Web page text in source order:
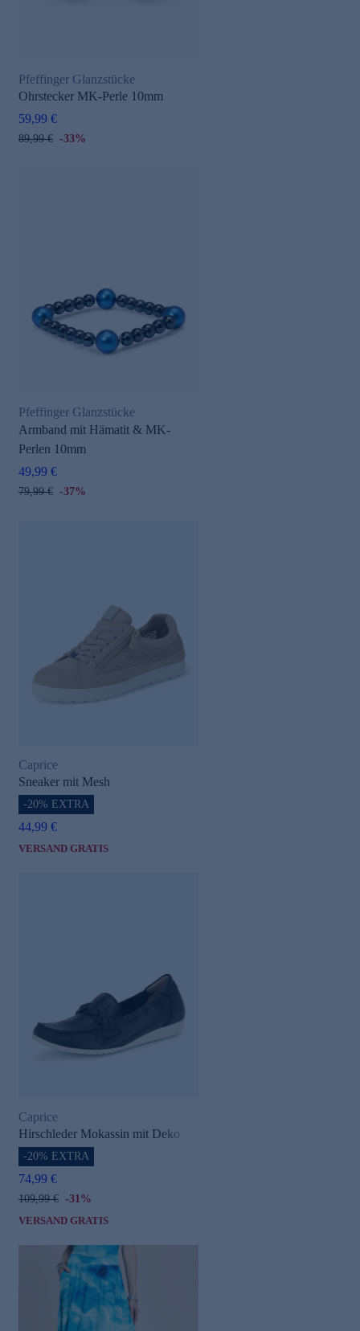
Pfeffinger Glanzstücke
Ohrstecker MK-Perle 10mm
59,99 €
89,99 € -33%
Pfeffinger Glanzstücke
Armband mit Hämatit & MK-
Perlen 10mm
49,99 €
79,99 € -37%
Caprice
Sneaker mit Mesh
-20% EXTRA
44,99 €
VERSAND GRATIS
Caprice
Hirschleder Mokassin mit Deko
-20% EXTRA
74,99 €
109,99 € -31%
VERSAND GRATIS